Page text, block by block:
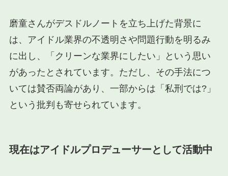
磨童さんがデスドルノートを立ち上げた背景に
は、アイドル業界の不透明さや問題行動を明るみ
に出し、「クリーンな業界にしたい」という思い
があったとされています。ただし、その手法につ
いては賛否両論があり、一部からは「私刑では?」
という批判も寄せられています。
現在はアイドルプロデューサーとして活動中